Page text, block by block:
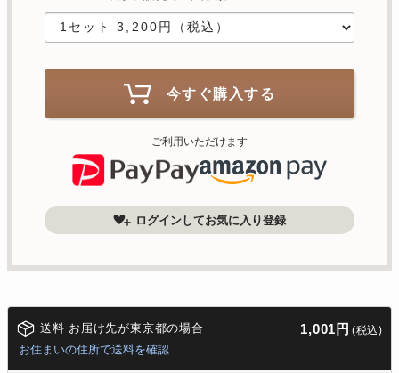
今すぐ購入する
ご利用いただけます
ログインしてお気に入り登録
送料 お届け先が東京都の場合 1,001円 (税込)
お住まいの住所で送料を確認